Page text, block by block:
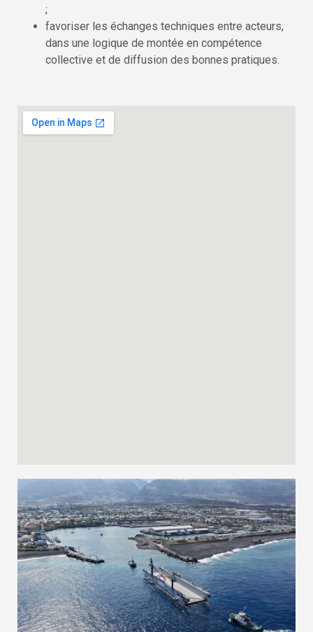
;
favoriser les échanges techniques entre acteurs,
dans une logique de montée en compétence
collective et de diffusion des bonnes pratiques.